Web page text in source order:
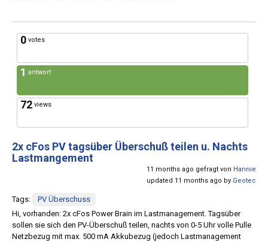
0 votes
1 antwort
72 views
2x cFos PV tagsüber Überschuß teilen u. Nachts
Lastmangement
11 months ago gefragt von Hannie
updated 11 months ago by Geotec
Tags:
PV Überschuss
Hi, vorhanden: 2x cFos Power Brain im Lastmanagement. Tagsüber
sollen sie sich den PV-Überschuß teilen, nachts von 0-5 Uhr volle Pulle
Netzbezug mit max. 500 mA Akkubezug (jedoch Lastmanagement